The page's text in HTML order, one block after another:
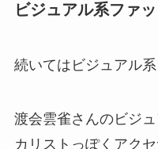
ビジュアル系ファ
続いてはビジュアル
渡会雲雀さんのビジ
カリストっぽくアク